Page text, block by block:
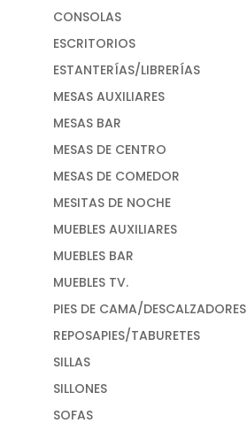
CONSOLAS
ESCRITORIOS
ESTANTERÍAS/LIBRERÍAS
MESAS AUXILIARES
MESAS BAR
MESAS DE CENTRO
MESAS DE COMEDOR
MESITAS DE NOCHE
MUEBLES AUXILIARES
MUEBLES BAR
MUEBLES TV.
PIES DE CAMA/DESCALZADORES
REPOSAPIES/TABURETES
SILLAS
SILLONES
SOFAS